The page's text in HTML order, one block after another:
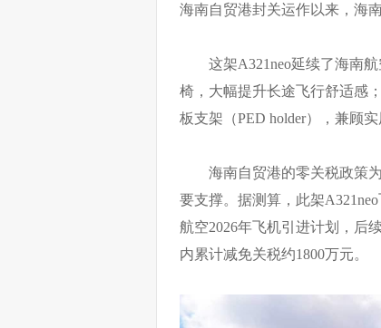
海南自贸港封关运作以来，海
这架A321neo延续了海南
椅，大幅提升长途飞行舒适感
板支架（PED holder），兼顾实
海南自贸港的零关税政策
要支撑。据测算，此架
航空2026年飞机引进计划，后
内累计减免关税约1800万元。